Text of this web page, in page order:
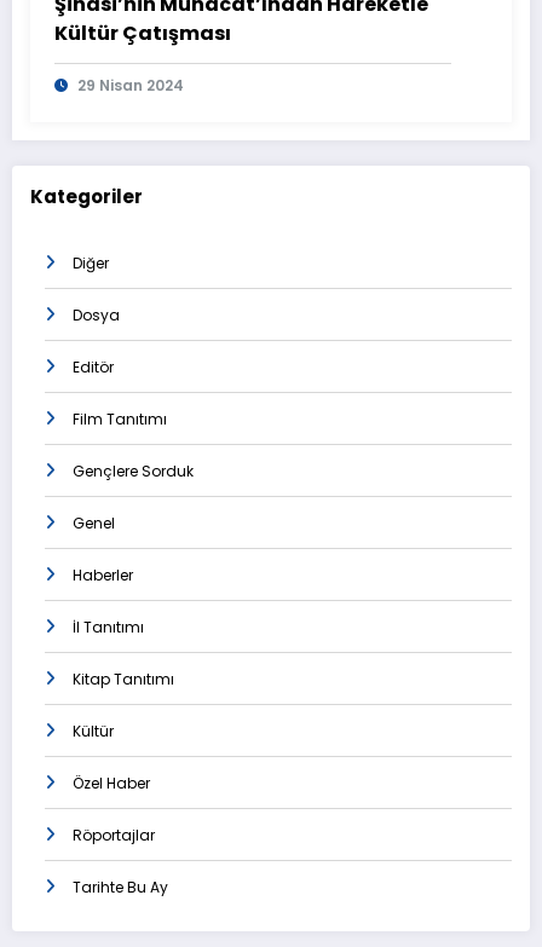
Kültür Çatışması
29 Nisan 2024
Kategoriler
Diğer
Dosya
Editör
Film Tanıtımı
Gençlere Sorduk
Genel
Haberler
İl Tanıtımı
Kitap Tanıtımı
Kültür
Özel Haber
Röportajlar
Tarihte Bu Ay